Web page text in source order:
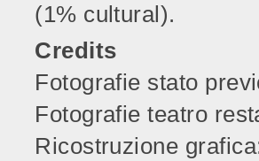
(1% cultural).
Credits
Fotografie stato
Fotografie teatro
Ricostruzione